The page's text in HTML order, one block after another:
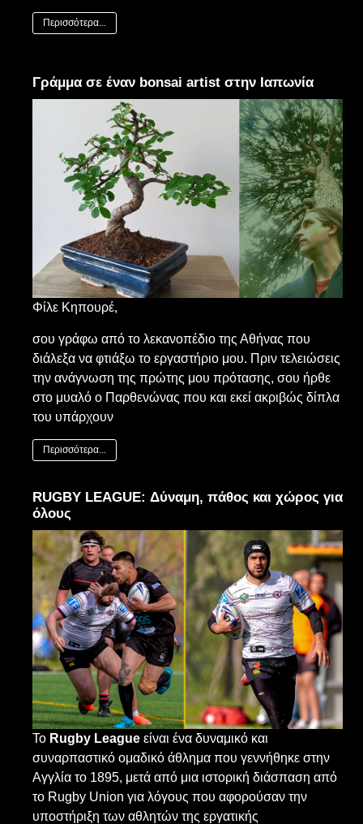
Περισσότερα...
Γράμμα σε έναν bonsai artist στην Ιαπωνία
Φίλε Κηπουρέ,
σου γράφω από το λεκανοπέδιο της Αθήνας που
διάλεξα να φτιάξω το εργαστήριο μου. Πριν τελειώσεις
την ανάγνωση της πρώτης μου πρότασης, σου ήρθε
στο μυαλό ο Παρθενώνας που και εκεί ακριβώς δίπλα
του υπάρχουν
Περισσότερα...
RUGBY LEAGUE: Δύναμη, πάθος και χώρος για
όλους
Το Rugby League είναι ένα δυναμικό και
συναρπαστικό ομαδικό άθλημα που γεννήθηκε στην
Αγγλία το 1895, μετά από μια ιστορική διάσπαση από
το Rugby Union για λόγους που αφορούσαν την
υποστήριξη των αθλητών της εργατικής